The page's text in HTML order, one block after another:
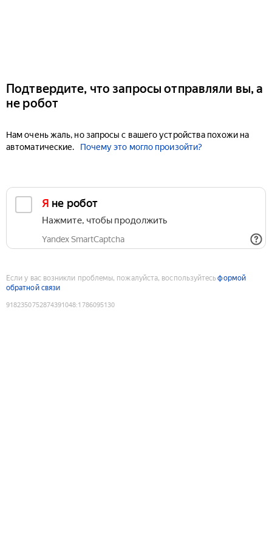
Подтвердите, что запросы отправляли вы, а
не робот
Нам очень жаль, но запросы с вашего устройства похожи на
автоматические.
Почему это могло произойти?
Я не робот
Нажмите, чтобы продолжить
Yandex SmartCaptcha
Если у вас возникли проблемы, пожалуйста, воспользуйтесьформой
обратной связи
9182350752874391048:1786095130